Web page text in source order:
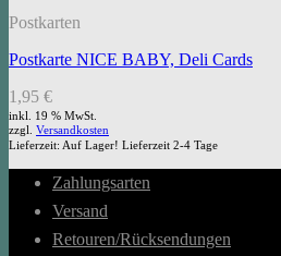
Postkarten
Postkarte NICE BABY, Deli Cards
1,95 €
inkl. 19 % MwSt.
zzgl. Versandkosten
Lieferzeit: Auf Lager! Lieferzeit 2-4 Tage
Zahlungsarten
Versand
Retouren/Rücksendungen